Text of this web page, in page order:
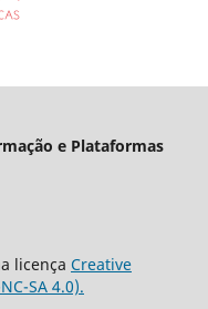
e Plataformas
licença Creative
SA 4.0).